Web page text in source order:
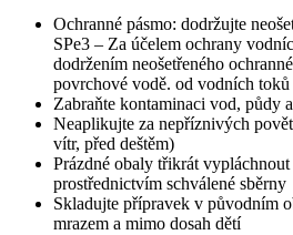
Ochranné pásmo: dodržujte
SPe3 – Za účelem ochrany
dodržením neošetřeného
povrchové vodě. od vodních toků
Zabraňte kontaminaci vod, půdy
Neaplikujte za nepříznivých
vítr, před deštěm)
Prázdné obaly třikrát
prostřednictvím schválené sběrny
Skladujte přípravek v původním
mrazem a mimo dosah dětí